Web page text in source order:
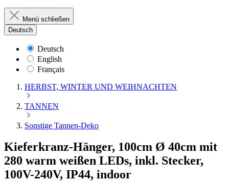
Menü schließen
Deutsch
Deutsch
English
Français
HERBST, WINTER UND WEIHNACHTEN
TANNEN
Sonstige Tannen-Deko
Kieferkranz-Hänger, 100cm Ø 40cm mit
280 warm weißen LEDs, inkl. Stecker,
100V-240V, IP44, indoor